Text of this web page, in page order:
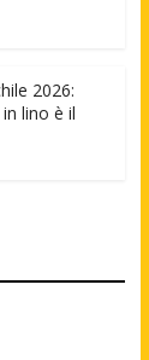
2026:
lino è il